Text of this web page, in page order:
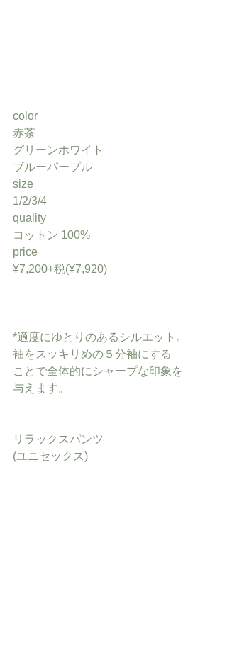
color
赤茶
グリーンホワイト
ブルーパープル
size
1/2/3/4
quality
コットン 100%
price
¥7,200+税(¥7,920)
*適度にゆとりのあるシルエット。
袖をスッキリめの５分袖にする
ことで全体的にシャープな印象を
与えます。
リラックスパンツ
(ユニセックス)